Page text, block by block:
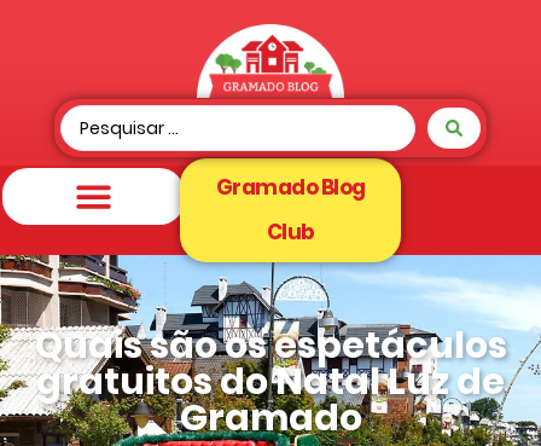
Gramado Blog
Club
Quais são os espetáculos
gratuitos do Natal Luz de
Gramado